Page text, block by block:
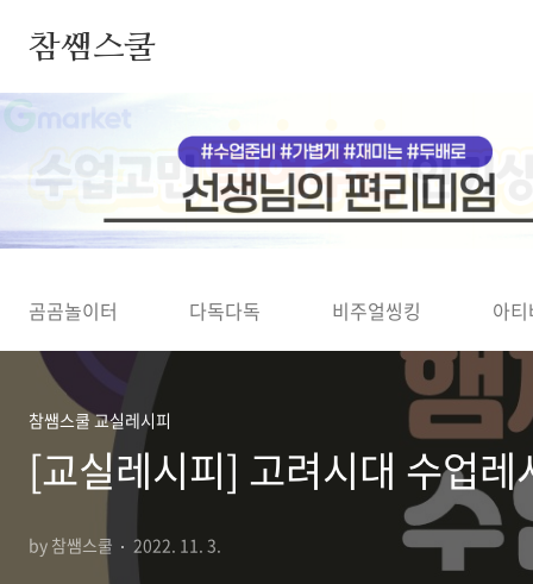
참쌤스쿨
◀
곰곰놀이터 다독다독 비주얼씽킹 아
참쌤스쿨 교실레시피
[교실레시피] 고려시대 수업레
by 참쌤스쿨 2022. 11. 3.